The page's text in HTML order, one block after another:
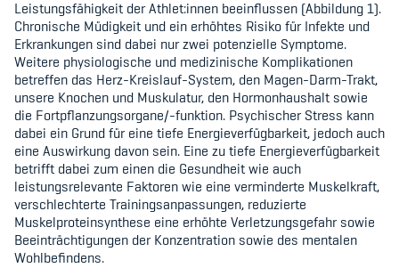
Leistungsfähigkeit der Athlet:innen beeinflussen (Abbildung 1).
Chronische Müdigkeit und ein erhöhtes Risiko für Infekte und
Erkrankungen sind dabei nur zwei potenzielle Symptome.
Weitere physiologische und medizinische Komplikationen
betreffen das Herz-Kreislauf-System, den Magen-Darm-Trakt,
unsere Knochen und Muskulatur, den Hormonhaushalt sowie
die Fortpflanzungsorgane/-funktion. Psychischer Stress kann
dabei ein Grund für eine tiefe Energieverfügbarkeit, jedoch auch
eine Auswirkung davon sein. Eine zu tiefe Energieverfügbarkeit
betrifft dabei zum einen die Gesundheit wie auch
leistungsrelevante Faktoren wie eine verminderte Muskelkraft,
verschlechterte Trainingsanpassungen, reduzierte
Muskelproteinsynthese eine erhöhte Verletzungsgefahr sowie
Beeinträchtigungen der Konzentration sowie des mentalen
Wohlbefindens.